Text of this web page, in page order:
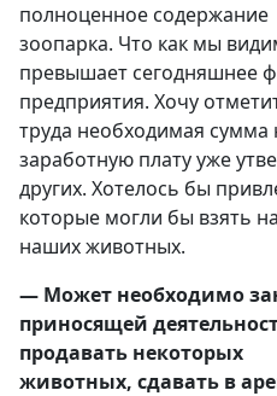
полноценное содержание
зоопарка. Что как мы
превышает сегодняшнее
предприятия. Хочу
труда необходимая сумма
заработную плату уже
других. Хотелось бы
которые могли бы взять
наших животных.
— Может необходимо
приносящей
продавать некоторых
животных, сдавать в